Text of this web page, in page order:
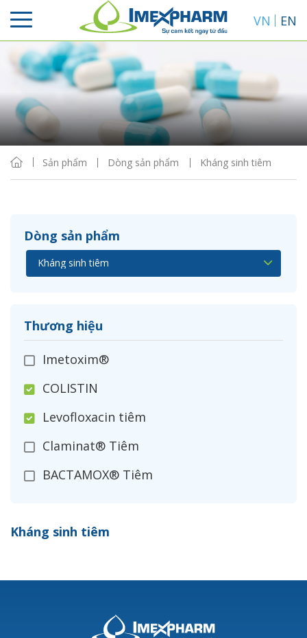
VN EN
Sản phẩm Dòng sản phẩm Kháng sinh tiêm
Dòng sản phẩm
Thương hiệu
Imetoxim®
COLISTIN
Levofloxacin tiêm
Claminat® Tiêm
BACTAMOX® Tiêm
Ceftizoxim®
Kháng sinh tiêm
Sắp xếp
Hiển thị